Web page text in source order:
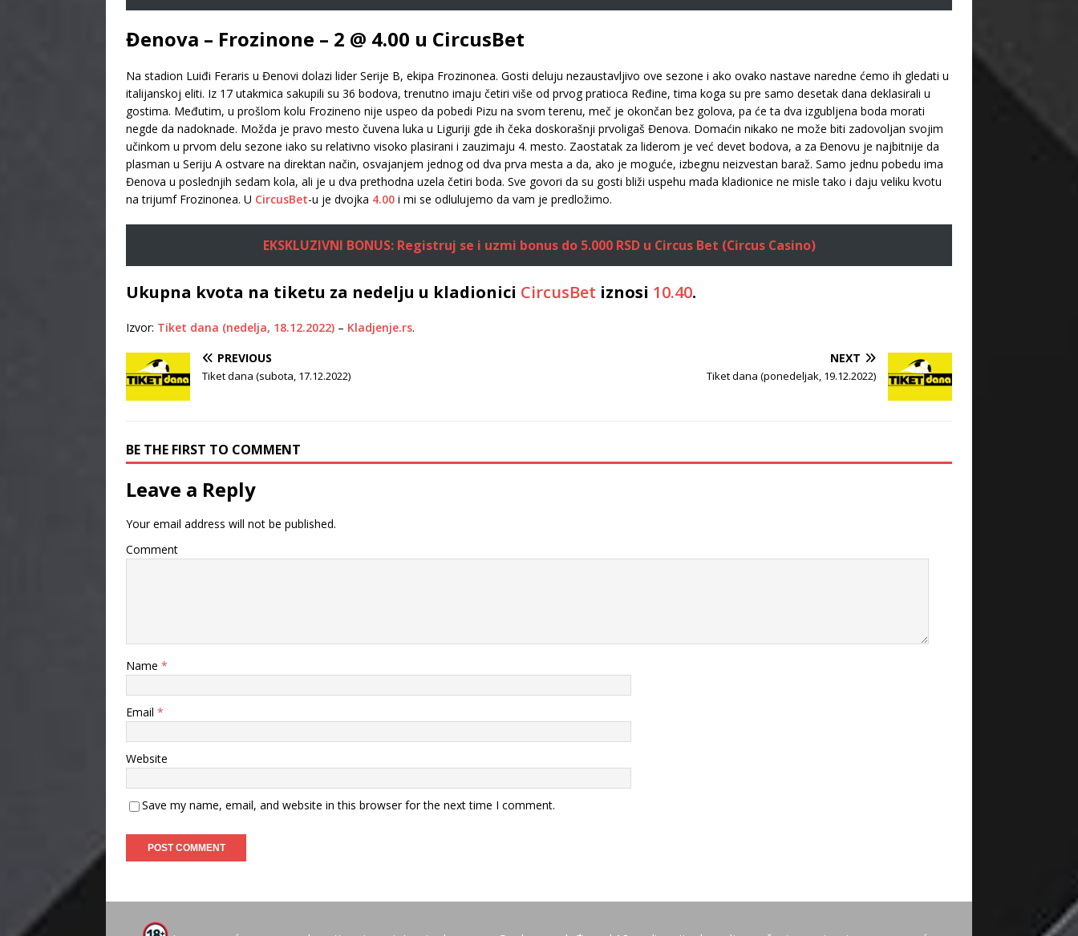
Đenova – Frozinone – 2 @ 4.00 u CircusBet
Na stadion Luiđi Feraris u Đenovi dolazi lider Serije B, ekipa Frozinonea. Gosti deluju nezaustavljivo ove sezone i ako ovako nastave naredne ćemo ih gledati u
italijanskoj eliti. Iz 17 utakmica sakupili su 36 bodova, trenutno imaju četiri više od prvog pratioca Ređine, tima koga su pre samo desetak dana deklasirali u
gostima. Međutim, u prošlom kolu Frozineno nije uspeo da pobedi Pizu na svom terenu, meč je okončan bez golova, pa će ta dva izgubljena boda morati
negde da nadoknade. Možda je pravo mesto čuvena luka u Liguriji gde ih čeka doskorašnji prvoligaš Đenova. Domaćin nikako ne može biti zadovoljan svojim
učinkom u prvom delu sezone iako su relativno visoko plasirani i zauzimaju 4. mesto. Zaostatak za liderom je već devet bodova, a za Đenovu je najbitnije da
plasman u Seriju A ostvare na direktan način, osvajanjem jednog od dva prva mesta a da, ako je moguće, izbegnu neizvestan baraž. Samo jednu pobedu ima
Đenova u poslednjih sedam kola, ali je u dva prethodna uzela četiri boda. Sve govori da su gosti bliži uspehu mada kladionice ne misle tako i daju veliku kvotu
na trijumf Frozinonea. U CircusBet-u je dvojka 4.00 i mi se odlulujemo da vam je predložimo.
EKSKLUZIVNI BONUS: Registruj se i uzmi bonus do 5.000 RSD u Circus Bet (Circus Casino)
Ukupna kvota na tiketu za nedelju u kladionici CircusBet iznosi 10.40.
Izvor: Tiket dana (nedelja, 18.12.2022) – Kladjenje.rs.
PREVIOUS
Tiket dana (subota, 17.12.2022)
NEXT
Tiket dana (ponedeljak, 19.12.2022)
BE THE FIRST TO COMMENT
Leave a Reply
Your email address will not be published.
Comment
Name *
Email *
Website
Save my name, email, and website in this browser for the next time I comment.